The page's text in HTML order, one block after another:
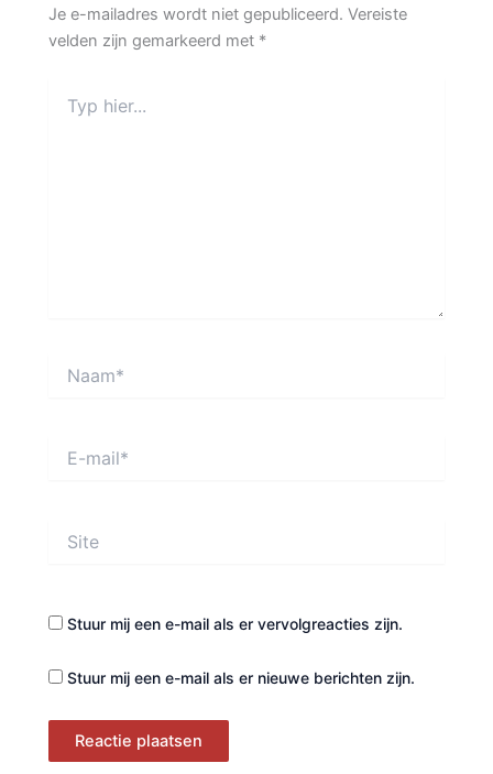
Je e-mailadres wordt niet gepubliceerd. Vereiste
velden zijn gemarkeerd met *
hier...
mail*
Stuur mij een e-mail als er vervolgreacties zijn.
Stuur mij een e-mail als er nieuwe berichten zijn.